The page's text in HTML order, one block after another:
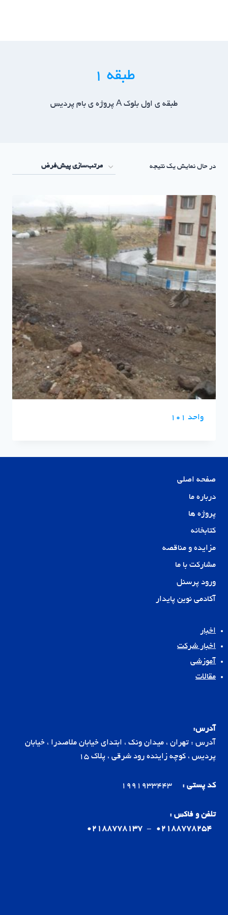
طبقه ۱
طبقه ی اول بلوک A پروژه ی بام پردیس
در حال نمایش یک نتیجه
واحد 101
صفحه اصلی
درباره ما
پروژه ها
کتابخانه
مزایده و مناقصه
مشارکت با ما
ورود پرسنل
آکادمی نوین پایدار
اخبار
اخبار شرکت
آموزشی
مقالات
آدرس:
آدرس : تهران ، میدان ونک ، ابتدای خیابان ملاصدرا ، خیابان
پردیس ، کوچه زاینده رود شرقی ، پلاک 15
کد پستی :
تلفن و فاکس :
02188778254
-
02188778137